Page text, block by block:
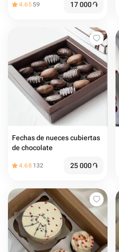
4.6559 17 000֏
Fechas de nueces cubiertas
de chocolate
4.68 132 25 000֏